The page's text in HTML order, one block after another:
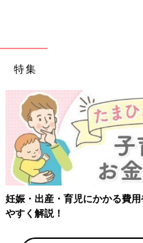
特集
妊娠・出産・育児にかかる費
やすく解説！